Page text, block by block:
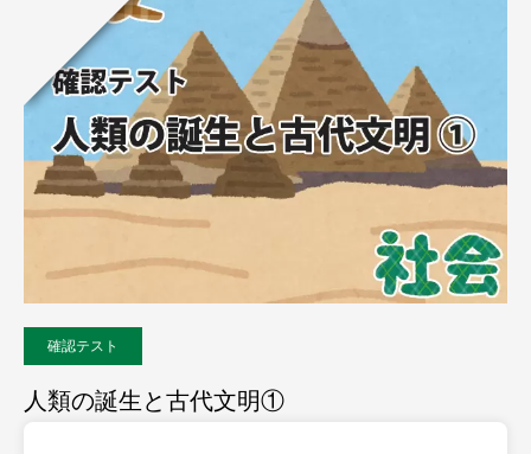
確認テスト
人類の誕生と古代文明①